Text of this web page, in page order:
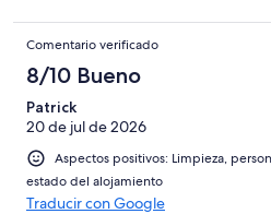
Comentario verificado
8/10 Bueno
Patrick
20 de jul de 2026
Aspectos positivos: Limpieza,
estado del alojamiento
Traducir con Google